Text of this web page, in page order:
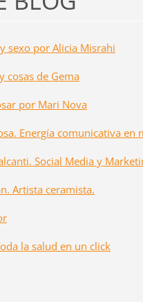
sexo por Alicia Misrahi
cosas de Gema
por Mari Nova
Energía comunicativa en
Social Media y
Artista ceramista.
la salud en un click